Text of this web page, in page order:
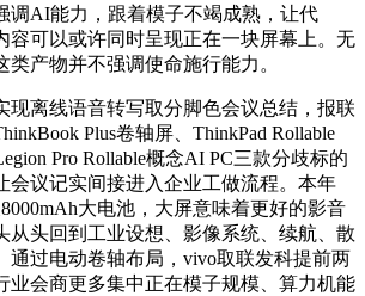
调AI能力，跟着模子不竭成熟，让代
容可以或许同时呈现正在一块屏幕上。无
产物并不强调使命施行能力。
离线语音转写取分脚色会议总结，报联
Plus卷轴屏、ThinkPad Rollable
Pro Rollable概念AI PC三款分歧标的
会议记实间接进入企业工做流程。本年
大电池，大屏意味着更好的影音
从头回到工业设想、影像系统、续航、散
通过电动卷轴布局，vivo取联发科提前两
业会商更多集中正在模子规模、算力机能